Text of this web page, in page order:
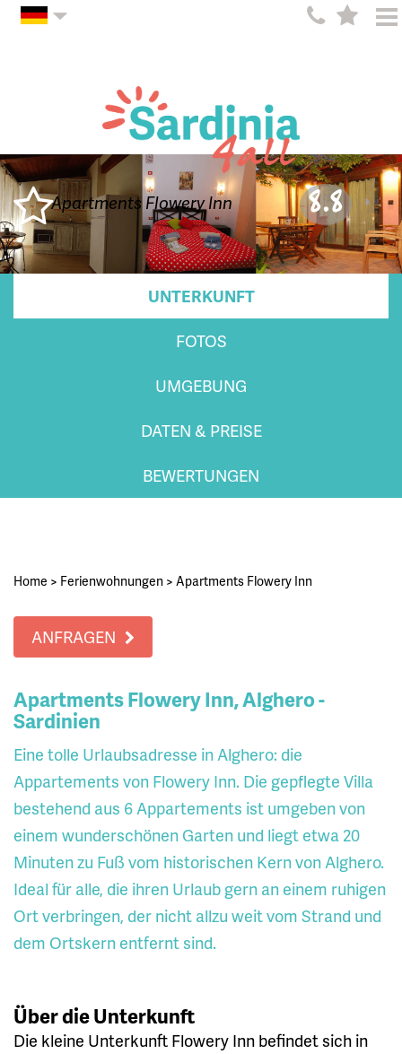
Apartments Flowery Inn 8.8
UNTERKUNFT
FOTOS
UMGEBUNG
DATEN & PREISE
BEWERTUNGEN
Home > Ferienwohnungen > Apartments Flowery Inn
ANFRAGEN
Apartments Flowery Inn, Alghero -
Sardinien
Eine tolle Urlaubsadresse in Alghero: die
Appartements von Flowery Inn. Die gepflegte Villa
bestehend aus 6 Appartements ist umgeben von
einem wunderschönen Garten und liegt etwa 20
Minuten zu Fuß vom historischen Kern von Alghero.
Ideal für alle, die ihren Urlaub gern an einem ruhigen
Ort verbringen, der nicht allzu weit vom Strand und
dem Ortskern entfernt sind.
Über die Unterkunft
Die kleine Unterkunft Flowery Inn befindet sich in